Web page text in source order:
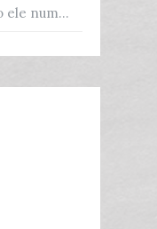
ele num...